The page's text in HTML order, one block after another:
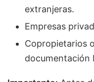
extranjeras.
Empresas
Copropietarios
documentación